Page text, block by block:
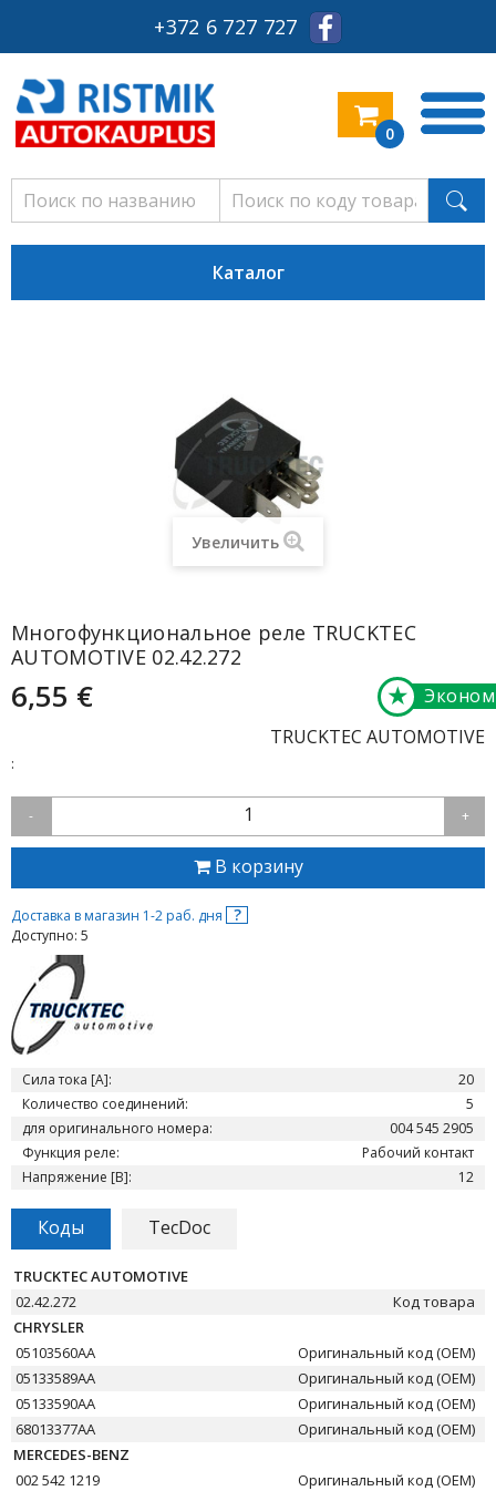
+372 6 727 727
0
Каталог
Увеличить
Многофункциональное реле TRUCKTEC
AUTOMOTIVE 02.42.272
6,55 € Эконом
★
TRUCKTEC AUTOMOTIVE
:
- 1 +
В корзину
Доставка в магазин 1-2 раб. дня ?
Доступно: 5
Сила тока [A]:
20
Количество соединений:
5
для оригинального номера:
004 545 2905
Функция реле:
Рабочий контакт
Напряжение [В]:
12
Коды TecDoc
TRUCKTEC AUTOMOTIVE
02.42.272
Код товара
CHRYSLER
05103560AA
Оригинальный код (OEM)
05133589AA
Оригинальный код (OEM)
05133590AA
Оригинальный код (OEM)
68013377AA
Оригинальный код (OEM)
MERCEDES-BENZ
002 542 1219
Оригинальный код (OEM)